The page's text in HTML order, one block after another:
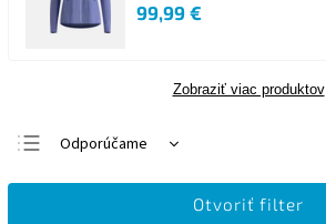
99,99 €
Zobraziť viac produktov
Odporúčame
Najlacnejšie
Otvoriť filter